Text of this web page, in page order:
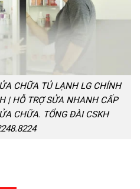
CHỮA TỦ LẠNH LG CHÍNH
| HỖ TRỢ SỬA NHANH CẤP
CHỮA. TỔNG ĐÀI CSKH